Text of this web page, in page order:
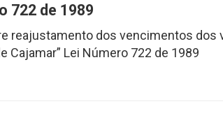
722 de 1989
reajustamento dos vencimentos
Cajamar” Lei Número 722 de 1989